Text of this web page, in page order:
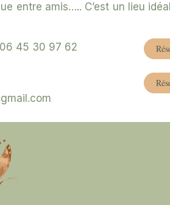
entre amis….. C’est un lieu
06 45 30 97 62